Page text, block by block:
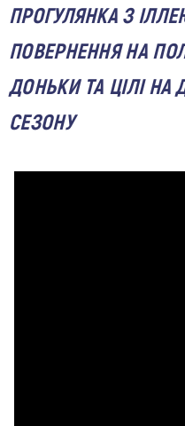
ПРОГУЛЯНКА З
ПОВЕРНЕННЯ НА
ДОНЬКИ ТА ЦІЛІ НА
СЕЗОНУ